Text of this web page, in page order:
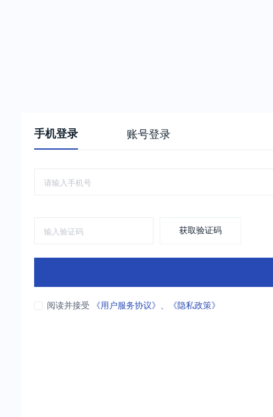
手机登录 账号登录
获取验证码
阅读并接受 《用户服务协议》 、 《隐私政策》